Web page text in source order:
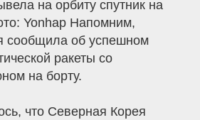
на орбиту спутник на
Yonhap Напомним,
сообщила об успешном
ракеты со
на борту.
что Северная Корея